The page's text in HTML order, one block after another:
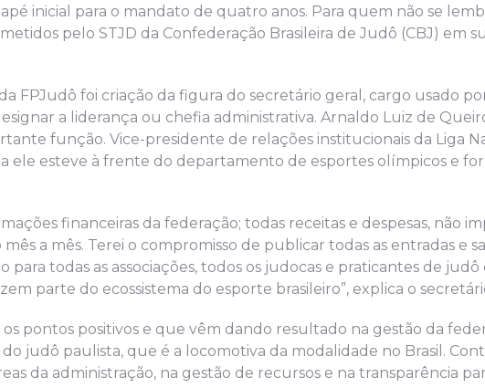
inicial para o mandato de quatro anos. Para quem não se
pelo STJD da Confederação Brasileira de Judô (CBJ) em
FPJudô foi criação da figura do secretário geral, cargo usado
a liderança ou chefia administrativa. Arnaldo Luiz de
função. Vice-presidente de relações institucionais da Liga
ele esteve à frente do departamento de esportes olímpicos e
financeiras da federação; todas receitas e despesas, não
a mês. Terei o compromisso de publicar todas as entradas e
todas as associações, todos os judocas e praticantes de judô
parte do ecossistema do esporte brasileiro”, explica o
pontos positivos e que vêm dando resultado na gestão da
judô paulista, que é a locomotiva da modalidade no Brasil.
da administração, na gestão de recursos e na transparência